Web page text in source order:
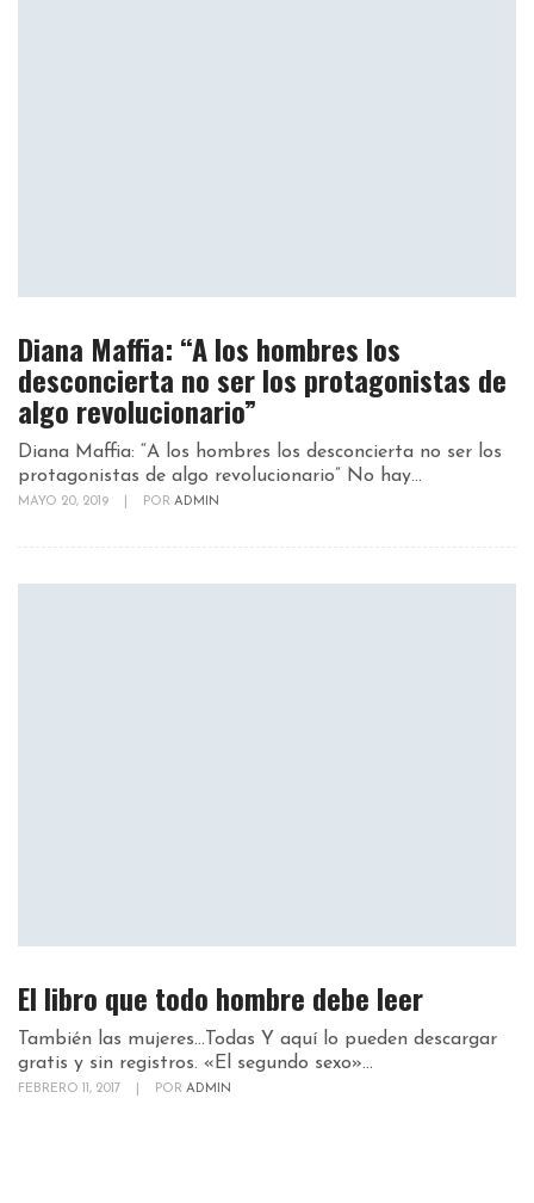
Diana Maffia: “A los hombres los
desconcierta no ser los protagonistas de
algo revolucionario”
Diana Maffia: “A los hombres los desconcierta no ser los
protagonistas de algo revolucionario” No hay...
MAYO 20, 2019 POR ADMIN
El libro que todo hombre debe leer
También las mujeres…Todas Y aquí lo pueden descargar
gratis y sin registros. «El segundo sexo»...
FEBRERO 11, 2017 POR ADMIN